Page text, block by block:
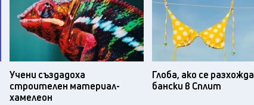
Учени създадоха
строителен материал-
хамелеон
Глоба, ако се
бански в Сплит